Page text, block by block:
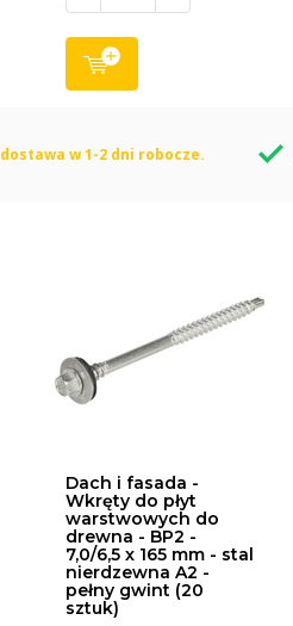
dostawa w 1-2 dni robocze.
Dach i fasada -
Wkręty do płyt
warstwowych do
drewna - BP2 -
7,0/6,5 x 165 mm - stal
nierdzewna A2 -
pełny gwint (20
sztuk)